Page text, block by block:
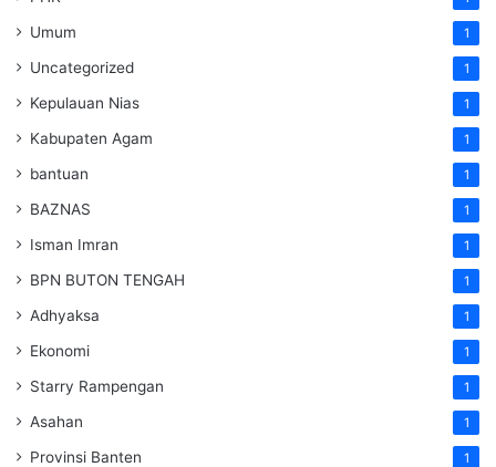
Umum 1
Uncategorized 1
Kepulauan Nias 1
Kabupaten Agam 1
bantuan 1
BAZNAS 1
Isman Imran 1
BPN BUTON TENGAH 1
Adhyaksa 1
Ekonomi 1
Starry Rampengan 1
Asahan 1
Provinsi Banten 1